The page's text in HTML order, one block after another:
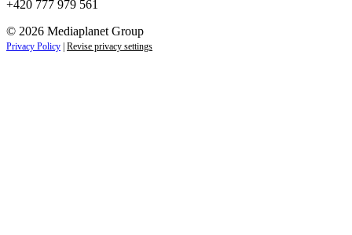
+420 777 979 561
© 2026 Mediaplanet Group
Privacy Policy Revise privacy settings